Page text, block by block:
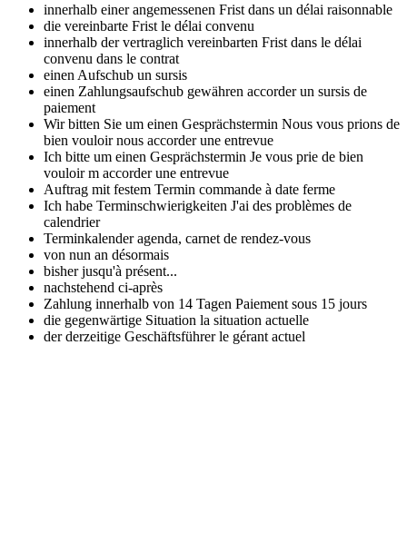
innerhalb einer angemessenen Frist dans un délai raisonnable
die vereinbarte Frist le délai convenu
innerhalb der vertraglich vereinbarten Frist dans le délai
convenu dans le contrat
einen Aufschub un sursis
einen Zahlungsaufschub gewähren accorder un sursis de
paiement
Wir bitten Sie um einen Gesprächstermin Nous vous prions de
bien vouloir nous accorder une entrevue
Ich bitte um einen Gesprächstermin Je vous prie de bien
vouloir m accorder une entrevue
Auftrag mit festem Termin commande à date ferme
Ich habe Terminschwierigkeiten J'ai des problèmes de
calendrier
Terminkalenderagenda, carnet de rendez-vous
von nun an désormais
bisherjusqu'à présent...
nachstehend ci-après
Zahlung innerhalb von 14 Tagen Paiement sous 15 jours
die gegenwärtige Situation la situation actuelle
der derzeitige Geschäftsführerle gérant actuel